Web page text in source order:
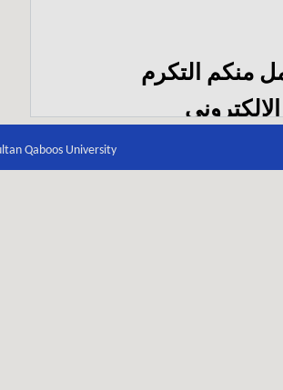
منكم التكرم
Qaboos University